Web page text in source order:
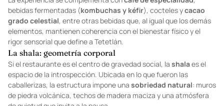
La experiencia se complementa con
bebidas fermentadas (kombuchas y kéfir
grado celestial, entre otras bebidas que, al igual que los demás
elementos, mantienen coherencia con el bienestar físico y el
rigor sensorial que define a Tetetlán.
La shala: geometría corporal